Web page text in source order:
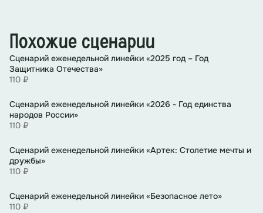
Похожие сценарии
Сценарий еженедельной линейки «2025 год – Год
Защитника Отечества»
110 ₽
Сценарий еженедельной линейки «2026 - Год единства
народов России»
110 ₽
Сценарий еженедельной линейки «Артек: Столетие мечты и
дружбы»
110 ₽
Сценарий еженедельной линейки «Безопасное лето»
110 ₽